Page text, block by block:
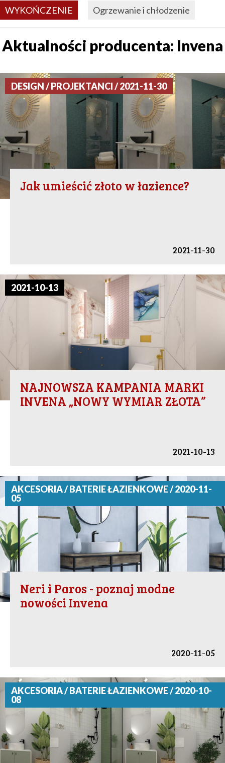
WYKOŃCZENIE Ogrzewanie i chłodzenie
Aktualności producenta: Invena
DESIGN / PROJEKTANCI / 2021-11-30
Jak umieścić złoto w łazience?
2021-11-30
2021-10-13
NAJNOWSZA KAMPANIA MARKI
INVENA „NOWY WYMIAR ZŁOTA”
2021-10-13
AKCESORIA / BATERIE ŁAZIENKOWE / 2020-11-
05
Neri i Paros - poznaj modne
nowości Invena
2020-11-05
AKCESORIA / BATERIE ŁAZIENKOWE / 2020-10-
08